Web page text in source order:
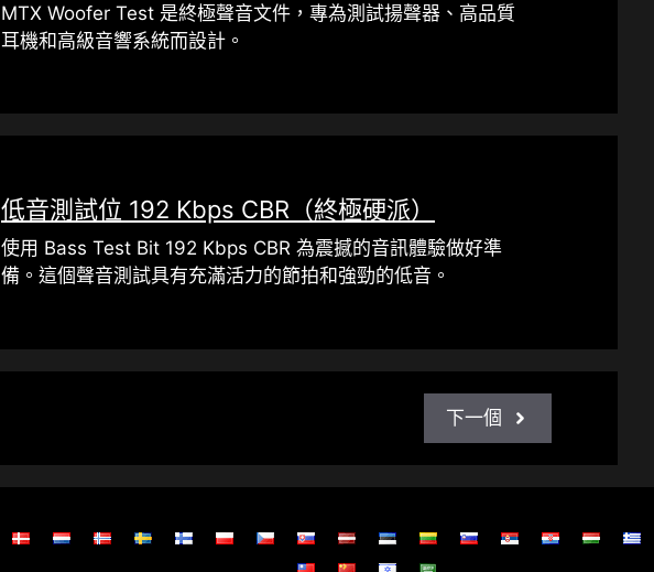
MTX Woofer Test 是終極聲音文件，專為測試揚聲器、高品質
耳機和高級音響系統而設計。
低音測試位 192 Kbps CBR（終極硬派）
使用 Bass Test Bit 192 Kbps CBR 為震撼的音訊體驗做好準
備。這個聲音測試具有充滿活力的節拍和強勁的低音。
下一個